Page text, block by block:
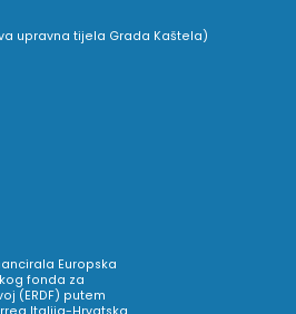
upravna tijela Grada Kaštela)
Europska
fonda za
(ERDF) putem